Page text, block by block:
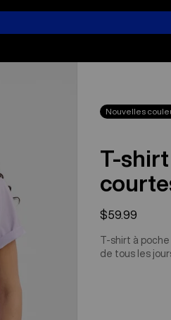
Nouvelles
T-
$59.99
T-shirt à
de tous les